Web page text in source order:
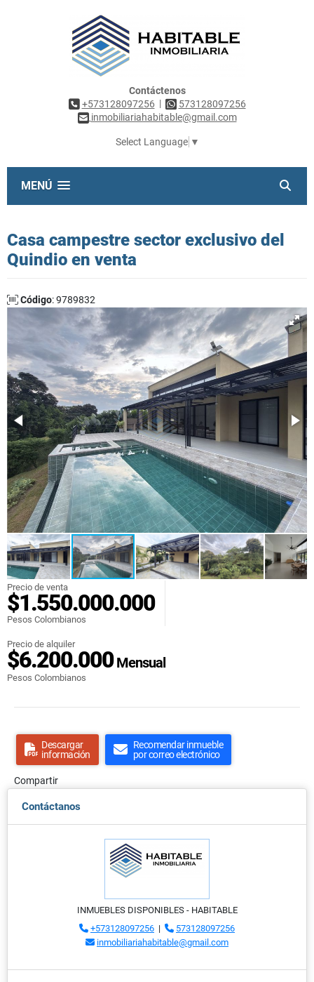
Contáctenos
+573128097256 |
573128097256
inmobiliariahabitable@gmail.com
Select Language ▼
MENÚ
Casa campestre sector exclusivo del
Quindio en venta
Código: 9789832
Precio de venta
$1.550.000.000
Pesos Colombianos
Precio de alquiler
$6.200.000Mensual
Pesos Colombianos
Descargar
información
Recomendar inmueble
por correo electrónico
Compartir
Contáctanos
INMUEBLES DISPONIBLES - HABITABLE
+573128097256 |
573128097256
inmobiliariahabitable@gmail.com